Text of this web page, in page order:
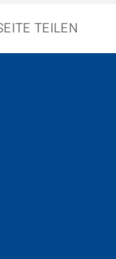
TEILEN